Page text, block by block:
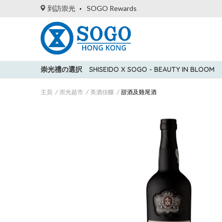
到訪崇光 SOGO Rewards
崇光禮の選択 SHISEIDO X SOGO - BEAUTY IN BLOOM
主頁 崇光超市 美酒佳釀 甜酒及雞尾酒